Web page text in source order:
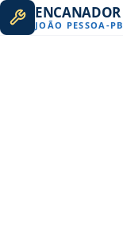
ENCANADOR
JOÃO PESSOA-PB